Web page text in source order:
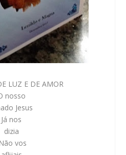
LUZ E DE AMOR
nosso
Jesus
Já nos
dizia
vos